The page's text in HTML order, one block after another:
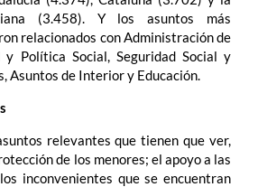
(3.458). Y los asuntos más
relacionados con Administración de
y Política Social, Seguridad Social y
Asuntos de Interior y Educación.
relevantes que tienen que ver,
de los menores; el apoyo a las
inconvenientes que se encuentran